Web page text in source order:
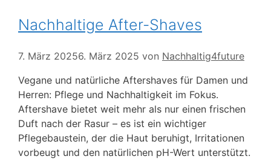
Nachhaltige After-Shaves
7. März 20256. März 2025 von Nachhaltig4future
Vegane und natürliche Aftershaves für Damen und
Herren: Pflege und Nachhaltigkeit im Fokus.
Aftershave bietet weit mehr als nur einen frischen
Duft nach der Rasur – es ist ein wichtiger
Pflegebaustein, der die Haut beruhigt, Irritationen
vorbeugt und den natürlichen pH-Wert unterstützt.